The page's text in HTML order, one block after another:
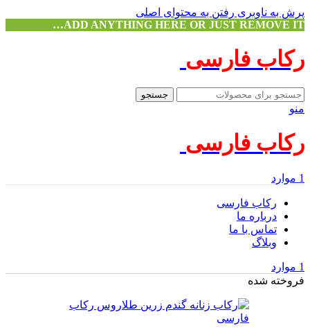
پرش به ناوبری رفتن به محتوای اصلی
ADD ANYTHING HERE OR JUST REMOVE IT…
رکاب فارسی
جستجو
منو
رکاب فارسی
1 موارد
رکاب فارسی
درباره ما
تماس با ما
وبلاگ
1 موارد
فروخته شده